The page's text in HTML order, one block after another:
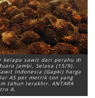
kelapa sawit dari perahu di
Jambi, Selasa (15/9).
Indonesia (Gapki) harga
AS per metrik ton yang
tahun terakhir. ANTARA
A.